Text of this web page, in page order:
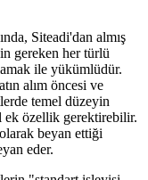
Siteadi'dan almış
gereken her türlü
ile yükümlüdür.
alım öncesi ve
temel düzeyin
ek özellik gerektirebilir.
beyan ettiği
eder.